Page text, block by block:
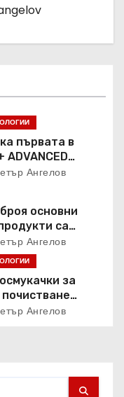
първата в
ADVANCED
в Prime
Ангелов
основни
са
с
от старта на
Ангелов
за
000 патентни
Ангелов